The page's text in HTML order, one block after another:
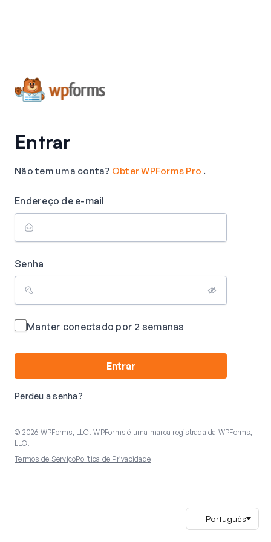
Entrar
Não tem uma conta? Obter WPForms Pro .
Endereço de e-mail
Senha
Manter conectado por 2 semanas
Entrar
Perdeu a senha?
© 2026 WPForms, LLC. WPForms é uma marca registrada da WPForms,
LLC.
Termos de ServiçoPolítica de Privacidade